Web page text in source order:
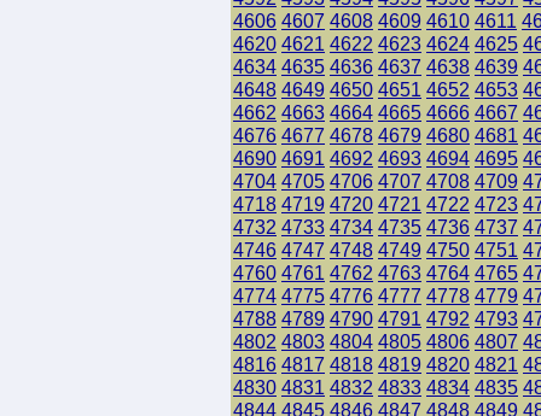
4606 4607 4608 4609 4610 4611
4620 4621 4622 4623 4624 4625
4634 4635 4636 4637 4638 4639
4648 4649 4650 4651 4652 4653
4662 4663 4664 4665 4666 4667
4676 4677 4678 4679 4680 4681
4690 4691 4692 4693 4694 4695
4704 4705 4706 4707 4708 4709
4718 4719 4720 4721 4722 4723
4732 4733 4734 4735 4736 4737
4746 4747 4748 4749 4750 4751
4760 4761 4762 4763 4764 4765
4774 4775 4776 4777 4778 4779
4788 4789 4790 4791 4792 4793
4802 4803 4804 4805 4806 4807
4816 4817 4818 4819 4820 4821
4830 4831 4832 4833 4834 4835
4844 4845 4846 4847 4848 4849